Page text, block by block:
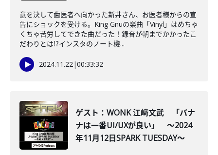
意を決して歯医者へ向かった新井さん、お医者様からの宣
告にショックを受ける。King Gnuの楽曲「Vinyl」はめちゃ
くちゃ苦労してできた曲だった！録音が朝までかかったこ
だわりとは⁉インスタのノート機...
2024.11.22|00:33:32
ゲスト：WONK 江﨑文武 「バナ
ナは一番UI/UXが良い」 ～2024
年11月12日SPARK TUESDAY～